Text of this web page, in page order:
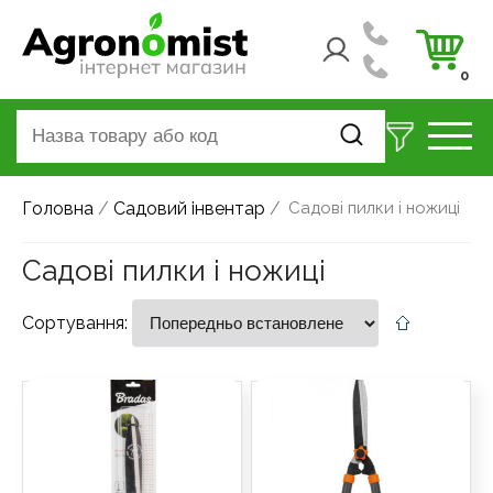
0
Головна / Садовий інвентар / Садові пилки і ножиці
Садові пилки і ножиці
Сортування: